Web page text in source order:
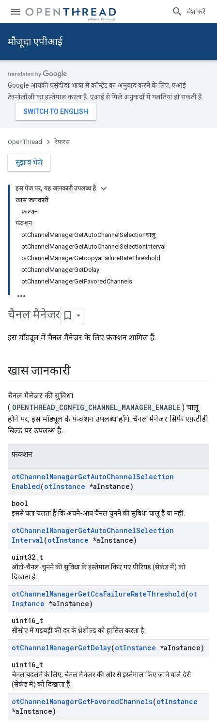
प्रवेश करें
मौजूदा एपीआई
Google आपकी पसंदीदा भाषा में कॉन्टेंट का अनुवाद करने के लिए, एआई
टेक्नोलॉजी का इस्तेमाल करता है. एआई से मिले अनुवादों में गलतियां हो सकती हैं.
OpenThread रेफ़रंस
सुझाव भेजें
इस पेज पर, यह जानकारी उपलब्ध है
खास जानकारी
फ़ंक्शन
फ़ंक्शन
otChannelManagerGetAutoChannelSelectionचालू
otChannelManagerGetAutoChannelSelectionInterval
otChannelManagerGetcopyaFailureRateThreshold
otChannelManagerGetDelay
otChannelManagerGetFavoredChannels
चैनल मैनेजर
इस मॉड्यूल में चैनल मैनेजर के लिए फ़ंक्शन शामिल हैं.
खास जानकारी
चैनल मैनेजर की सुविधा
( OPENTHREAD_CONFIG_CHANNEL_MANAGER_ENABLE ) चालू
होने पर, इस मॉड्यूल के फ़ंक्शन उपलब्ध होंगे. चैनल मैनेजर सिर्फ़ एफ़टीडी
बिल्ड पर उपलब्ध है.
फ़ंक्शन
otChannelManagerGetAutoChannelSelection
Enabled(otInstance *aInstance)
bool
इससे पता चलता है कि अपने-आप चैनल चुनने की सुविधा चालू है या नहीं.
otChannelManagerGetAutoChannelSelection
Interval(otInstance *aInstance)
uint32_t
ऑटो-चैनल-चुनने की सुविधा के इस्तेमाल किए गए पीरियड (सेकंड में) को
दिखाता है.
otChannelManagerGetCcaFailureRateThreshold(ot
Instance *aInstance)
uint16_t
सीसीए में गड़बड़ी की दर के थ्रेशोल्ड को हासिल करता है.
otChannelManagerGetDelay(otInstance *aInstance)
uint16_t
चैनल बदलने के लिए, चैनल मैनेजर की ओर से इस्तेमाल किए जाने वाले देरी
(सेकंड में) को दिखाता है.
otChannelManagerGetFavoredChannels(otInstance
*aInstance)